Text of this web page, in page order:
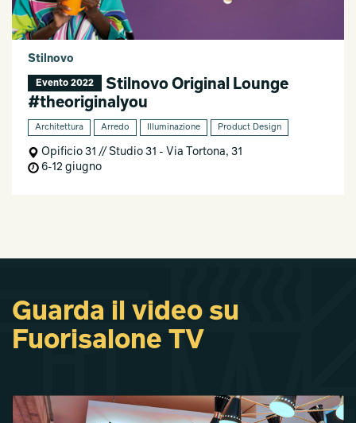
Stilnovo
Evento 2022
Stilnovo Original Lounge
#theoriginalyou
Architettura Arredo Illuminazione Product Design
Opificio 31 // Studio 31 - Via Tortona, 31
6-12 giugno
Guarda il video su
Fuorisalone TV